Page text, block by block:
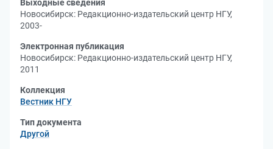
Выходные сведения
Новосибирск: Редакционно-издательский центр НГУ,
2003-
Электронная публикация
Новосибирск: Редакционно-издательский центр НГУ,
2011
Коллекция
Вестник НГУ
Тип документа
Другой